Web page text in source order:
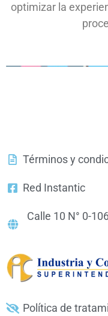
optimizar la
Términos y
Red Instantic
Calle 10 N° 0-
Política de